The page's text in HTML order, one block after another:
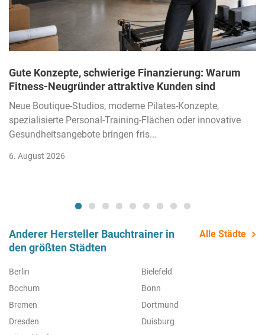
Gute Konzepte, schwierige Finanzierung: Warum
Fitness-Neugründer attraktive Kunden sind
Neue Boutique-Studios, moderne Pilates-Konzepte,
spezialisierte Personal-Training-Flächen oder innovative
Gesundheitsangebote bringen fris...
6. August 2026
Anderer Hersteller Bauchtrainer in
den größten Städten
Alle Städte
Berlin
Bielefeld
Bochum
Bonn
Bremen
Dortmund
Dresden
Duisburg